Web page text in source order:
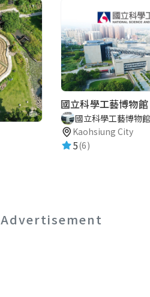
國立科學工藝博物
國立科學工藝博物館
Kaohsiung City
5(6)
Advertisement